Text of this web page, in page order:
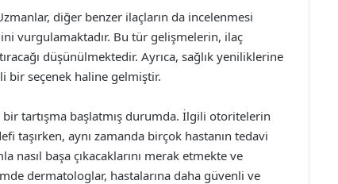
diğer benzer ilaçların da incelenmesi
vurgulamaktadır. Bu tür gelişmelerin, ilaç
düşünülmektedir. Ayrıca, sağlık yeniliklerine
bir seçenek haline gelmiştir.
bir tartışma başlatmış durumda. İlgili otoritelerin
taşırken, aynı zamanda birçok hastanın tedavi
başa çıkacaklarını merak etmekte ve
dermatologlar, hastalarına daha güvenli ve